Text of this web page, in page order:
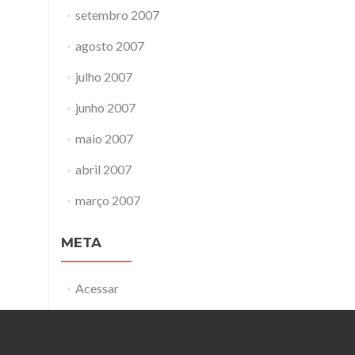
setembro 2007
agosto 2007
julho 2007
junho 2007
maio 2007
abril 2007
março 2007
META
Acessar